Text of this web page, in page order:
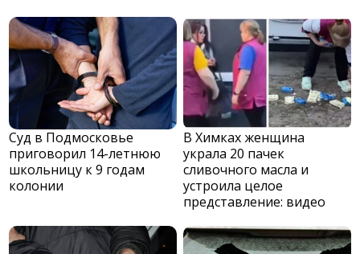
Суд в Подмосковье
приговорил 14-летнюю
школьницу к 9 годам
колонии
В Химках женщина
украла 20 пачек
сливочного масла и
устроила целое
представление: видео